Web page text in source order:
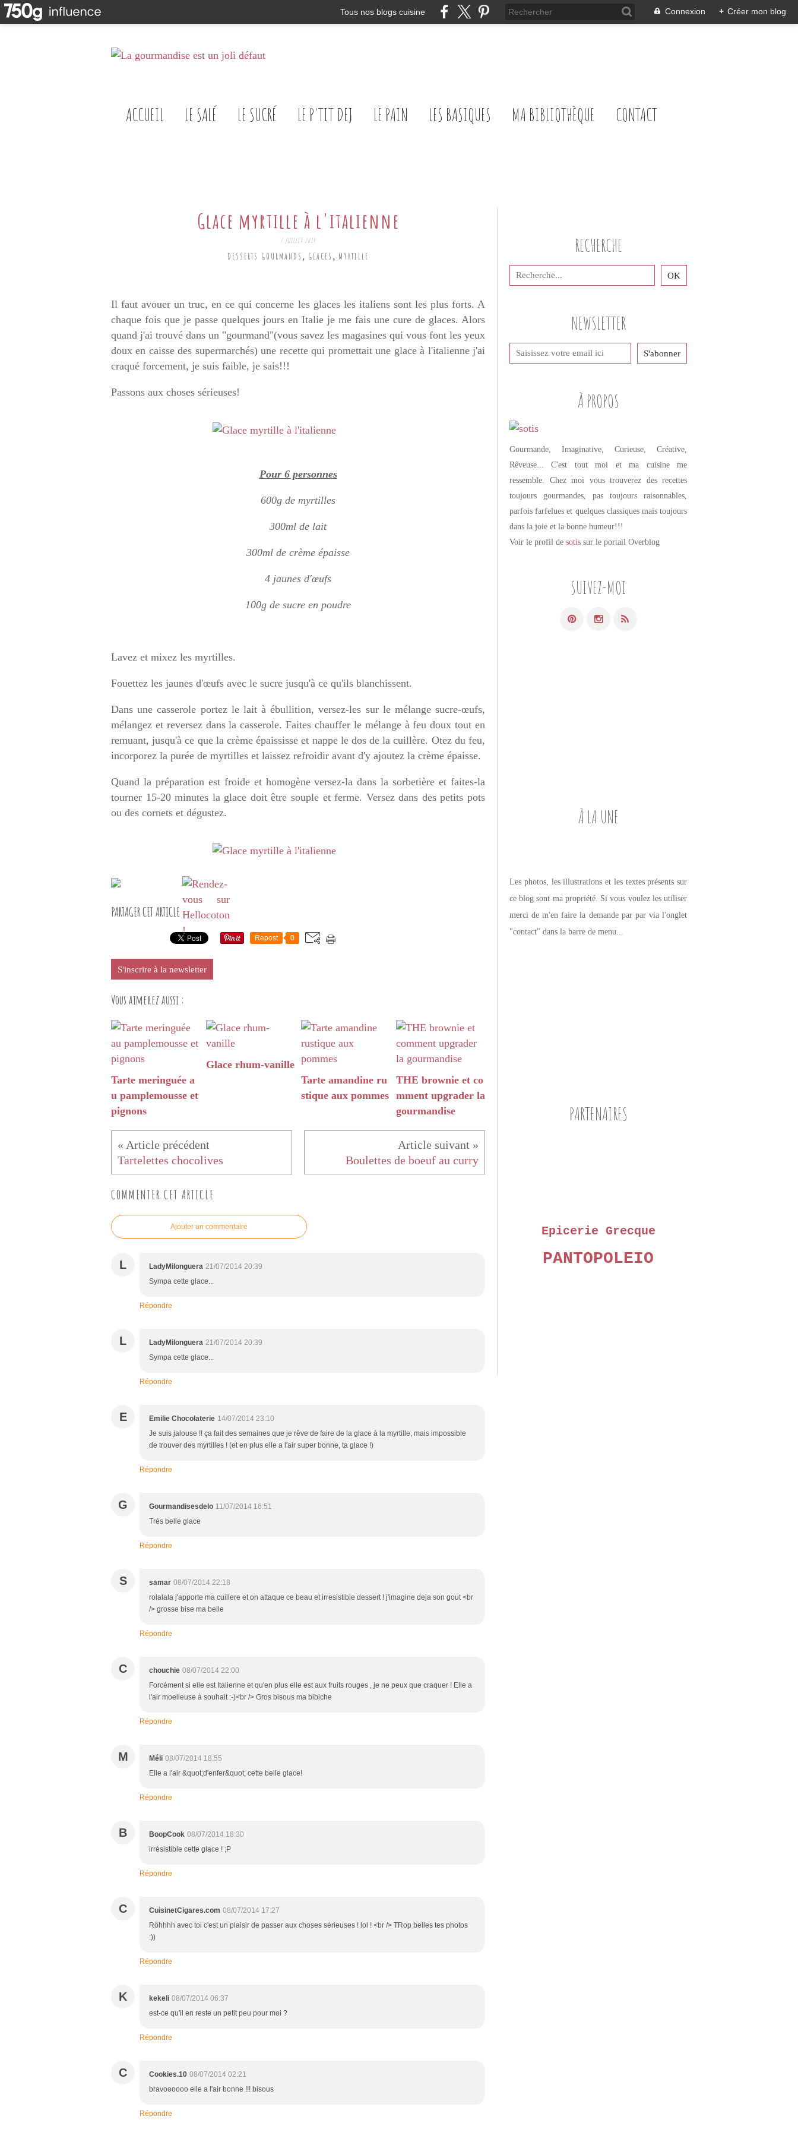
Tous nos blogs cuisine Connexion + Créer mon blog
ACCUEIL LE SALÉ LE SUCRÉ LE P'TIT DEJ LE PAIN LES BASIQUES MA BIBLIOTHÈQUE CONTACT
Glace myrtille à l'italienne
7 JUILLET 2014
DESSERTS GOURMANDS , GLACES , MYRTILLE
Il faut avouer un truc, en ce qui concerne les glaces les italiens sont les plus forts. A
chaque fois que je passe quelques jours en Italie je me fais une cure de glaces. Alors
quand j'ai trouvé dans un "gourmand"(vous savez les magasines qui vous font les yeux
doux en caisse des supermarchés) une recette qui promettait une glace à l'italienne j'ai
craqué forcement, je suis faible, je sais!!!
Passons aux choses sérieuses!
Pour 6 personnes
600g de myrtilles
300ml de lait
300ml de crème épaisse
4 jaunes d'œufs
100g de sucre en poudre
Lavez et mixez les myrtilles.
Fouettez les jaunes d'œufs avec le sucre jusqu'à ce qu'ils blanchissent.
Dans une casserole portez le lait à ébullition, versez-les sur le mélange sucre-œufs,
mélangez et reversez dans la casserole. Faites chauffer le mélange à feu doux tout en
remuant, jusqu'à ce que la crème épaississe et nappe le dos de la cuillère. Otez du feu,
incorporez la purée de myrtilles et laissez refroidir avant d'y ajoutez la crème épaisse.
Quand la préparation est froide et homogène versez-la dans la sorbetière et faites-la
tourner 15-20 minutes la glace doit être souple et ferme. Versez dans des petits pots
ou des cornets et dégustez.
PARTAGER CET ARTICLE
Repost 0
S'inscrire à la newsletter
Vous aimerez aussi :
Tarte meringuée a
u pamplemousse et
pignons
Glace rhum-vanille
Tarte amandine ru
stique aux pommes
THE brownie et co
mment upgrader la
gourmandise
Tartelettes chocolives Boulettes de boeuf au curry
COMMENTER CET ARTICLE
Ajouter un commentaire
L LadyMilonguera 21/07/2014 20:39
Sympa cette glace...
Répondre
L LadyMilonguera 21/07/2014 20:39
Sympa cette glace...
Répondre
E Emilie Chocolaterie 14/07/2014 23:10
Je suis jalouse !! ça fait des semaines que je rêve de faire de la glace à la myrtille, mais impossible
de trouver des myrtilles ! (et en plus elle a l'air super bonne, ta glace !)
Répondre
G Gourmandisesdelo 11/07/2014 16:51
Très belle glace
Répondre
S samar 08/07/2014 22:18
rolalala j'apporte ma cuillere et on attaque ce beau et irresistible dessert ! j'imagine deja son gout <br
/> grosse bise ma belle
Répondre
C chouchie 08/07/2014 22:00
Forcément si elle est Italienne et qu'en plus elle est aux fruits rouges , je ne peux que craquer ! Elle a
l'air moelleuse à souhait :-)<br /> Gros bisous ma bibiche
Répondre
M Méli 08/07/2014 18:55
Elle a l'air &quot;d'enfer&quot; cette belle glace!
Répondre
B BoopCook 08/07/2014 18:30
irrésistible cette glace ! ;P
Répondre
C CuisinetCigares.com 08/07/2014 17:27
Rôhhhh avec toi c'est un plaisir de passer aux choses sérieuses ! lol ! <br /> TRop belles tes photos
:))
Répondre
K kekeli 08/07/2014 06:37
est-ce qu'il en reste un petit peu pour moi ?
Répondre
C Cookies.10 08/07/2014 02:21
bravoooooo elle a l'air bonne !!! bisous
Répondre
NEWSLETTER
SUIVEZ-MOI
RECHERCHE
À PROPOS
Gourmande, Imaginative, Curieuse, Créative,
Rêveuse... C'est tout moi et ma cuisine me
ressemble. Chez moi vous trouverez des recettes
toujours gourmandes, pas toujours raisonnables,
parfois farfelues et quelques classiques mais toujours
dans la joie et la bonne humeur!!!
Voir le profil de sotis sur le portail Overblog
À LA UNE
Les photos, les illustrations et les textes présents sur
ce blog sont ma propriété. Si vous voulez les utiliser
merci de m'en faire la demande par par via l'onglet
"contact" dans la barre de menu...
PARTENAIRES
Epicerie Grecque
PANTOPOLEIO